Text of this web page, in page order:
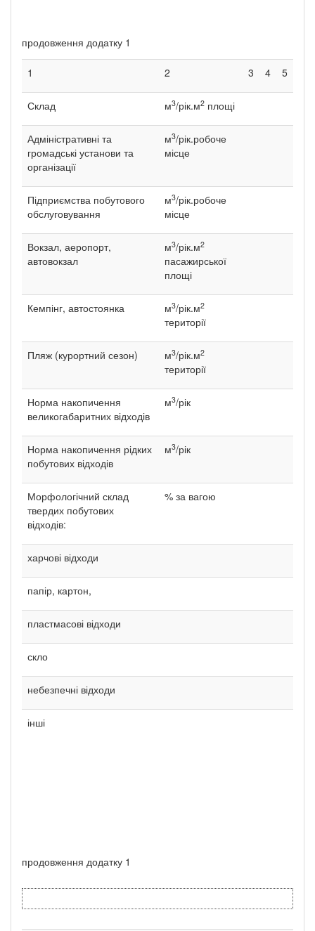
продовження додатку 1
1 2 3 4 5
Склад м3/рік.м2 площі
Адміністративні та
громадські установи та
організації
м3/рік.робоче
місце
Підприємства побутового
обслуговування
м3/рік.робоче
місце
Вокзал, аеропорт,
автовокзал
м3/рік.м2
пасажирської
площі
Кемпінг, автостоянка м3/рік.м2
території
Пляж (курортний сезон) м3/рік.м2
території
Норма накопичення
великогабаритних відходів
м3/рік
Норма накопичення рідких
побутових відходів
м3/рік
Морфологічний склад
твердих побутових
відходів:
% за вагою
харчові відходи
папір, картон,
пластмасові відходи
скло
небезпечні відходи
інші
продовження додатку 1